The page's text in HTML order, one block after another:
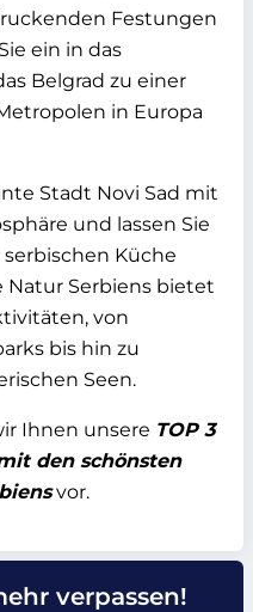
Festungen
ein in das
Belgrad zu einer
in Europa
Stadt Novi Sad mit
und lassen Sie
Küche
Serbiens bietet
von
bis hin zu
Seen.
Ihnen unsere TOP 3
den schönsten
vor.
verpassen!